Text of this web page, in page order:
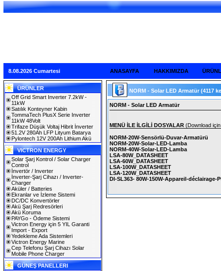
8.08.2026 Cumartesi ANASAYFA HAKKIMIZDA
ÜRÜNLER
Off Grid Smart Inverter 7.2kW -
11kW
Satılık Konteyner Kabin
TommaTech PlusX Serie Inverter
11kW 48Volt
Trifaze Düşük Voltaj Hibrit İnverter
51.2V 280Ah LFP Lityum Batarya
Pylontech 12V 200Ah Lithium Akü
VICTRON ENERGY
Solar Şarj Kontrol / Solar Charger
Control
İnvertör / Inverter
İnverter-Şarj Cihazı / Inverter-
Charger
Aküler / Batteries
Ekranlar ve İzleme Sistemi
DC/DC Konvertörler
Akü Şarj Redresörleri
Akü Koruma
PAYGo - Ödeme Sistemi
Victron Energy için 5 YIL Garanti
Import - Export
Yedekleme Ada Sistemleri
Victron Energy Marine
Cep Telefonu Şarj Cihazı Solar
Mobile Phone Charger
GÜNEŞ PANELLERI
NORM - Solar LED Armatür (4117
NORM - Solar LED Armatür
MENÜ İLE İLGİLİ DOSYALAR (Download
NORM-20W-Sensörlü-Duvar-Armatürü
NORM-20W-Solar-LED-Lamba
NORM-40W-Solar-LED-Lamba
LSA-80W_DATASHEET
LSA-60W_DATASHEET
LSA-100W_DATASHEET
LSA-120W_DATASHEET
DI-SL363- 80W-150W-Appareil-déclairage-